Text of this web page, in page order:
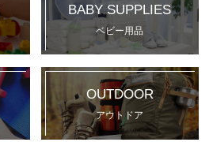
BABY SUPPLIES
ベビー用品
OUTDOOR
アウトドア